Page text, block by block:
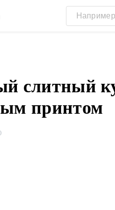
слитный
принтом